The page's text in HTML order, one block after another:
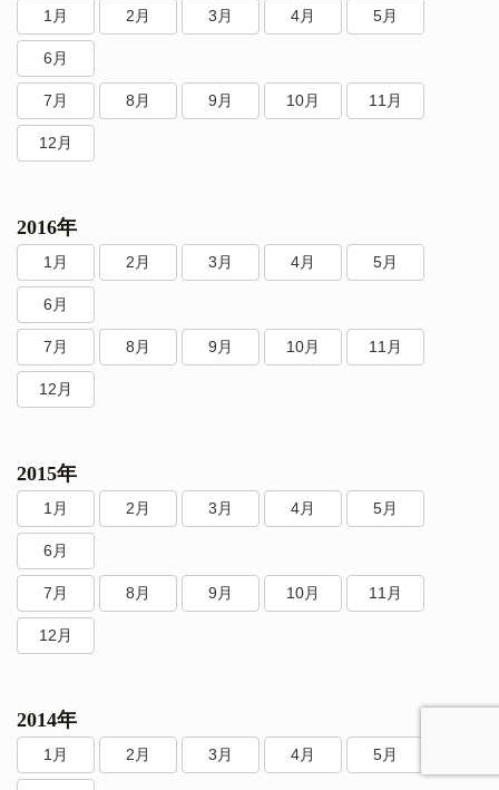
1月 2月 3月 4月 5月
6月
7月 8月 9月 10月 11月
12月
2016年
1月 2月 3月 4月 5月
6月
7月 8月 9月 10月 11月
12月
2015年
1月 2月 3月 4月 5月
6月
7月 8月 9月 10月 11月
12月
2014年
1月 2月 3月 4月 5月